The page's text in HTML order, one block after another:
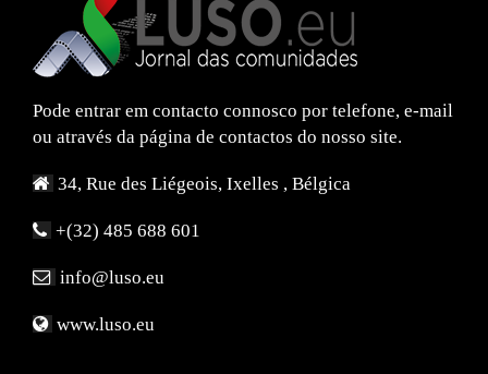
Pode entrar em contacto connosco por telefone, e-mail
ou através da página de contactos do nosso site.
34, Rue des Liégeois, Ixelles , Bélgica
+(32) 485 688 601
info@luso.eu
www.luso.eu